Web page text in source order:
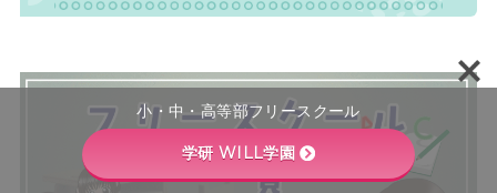
小・中・高等部フリースクール
学研 WILL学園